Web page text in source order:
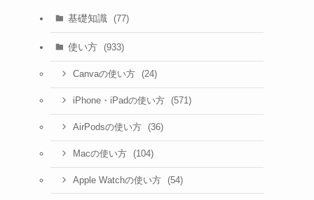
基礎知識 (77)
使い方 (933)
Canvaの使い方 (24)
iPhone・iPadの使い方 (571)
AirPodsの使い方 (36)
Macの使い方 (104)
Apple Watchの使い方 (54)